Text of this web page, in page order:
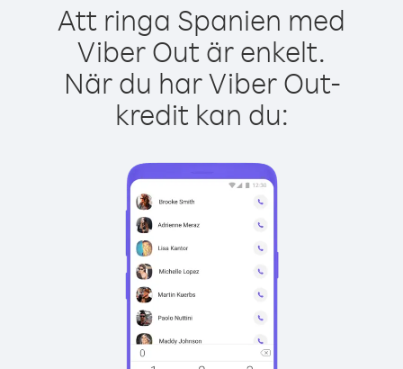
Att ringa Spanien med
Viber Out är enkelt.
När du har Viber Out-
kredit kan du: